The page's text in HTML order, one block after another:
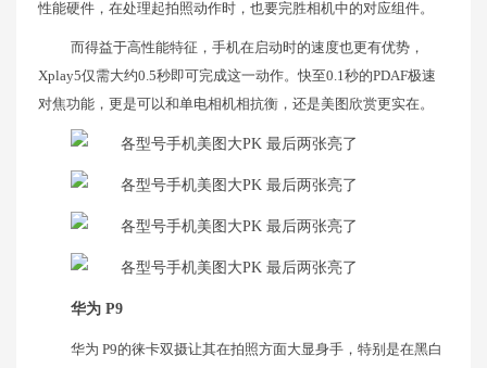
性能硬件，在处理起拍照动作时，也要完胜相机中的对应组件。
而得益于高性能特征，手机在启动时的速度也更有优势，
Xplay5仅需大约0.5秒即可完成这一动作。快至0.1秒的PDAF极速
对焦功能，更是可以和单电相机相抗衡，还是美图欣赏更实在。
华为 P9
华为 P9的徕卡双摄让其在拍照方面大显身手，特别是在黑白